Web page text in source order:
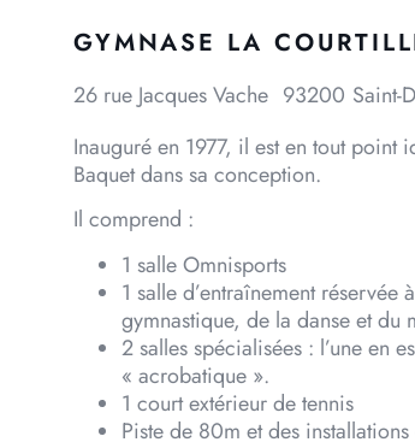
GYMNASE LA
26 rue Jacques Vache 93200 Saint-
Inauguré en 1977, il est en tout point
Baquet dans sa conception.
Il comprend :
1 salle Omnisports
1 salle d’entraînement réservée
gymnastique, de la danse et du
2 salles spécialisées : l’une en
« acrobatique ».
1 court extérieur de tennis
Piste de 80m et des installations